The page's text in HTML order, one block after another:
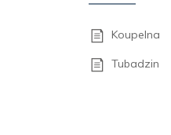
Koupelna
Tubadzin